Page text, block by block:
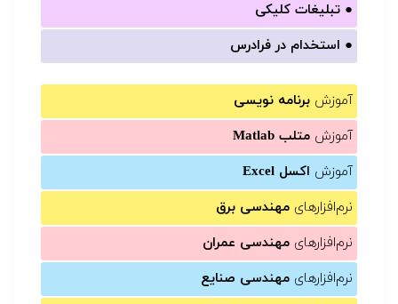
● تبلیغات کلیکی
● استخدام در فرادرس
آموزش برنامه نویسی
آموزش متلب Matlab
آموزش اکسل Excel
نرم‌افزارهای مهندسی برق
نرم‌افزارهای مهندسی عمران
نرم‌افزارهای مهندسی صنایع